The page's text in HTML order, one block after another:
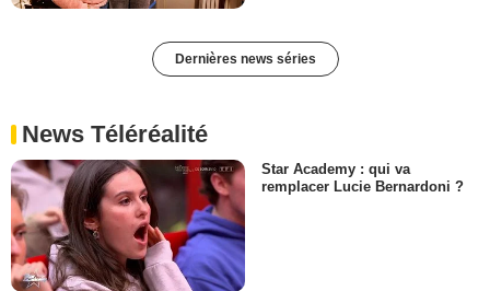
Dernières news séries
News Téléréalité
Star Academy : qui va
remplacer Lucie Bernardoni ?